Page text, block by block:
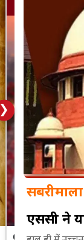
❯
एससी ने